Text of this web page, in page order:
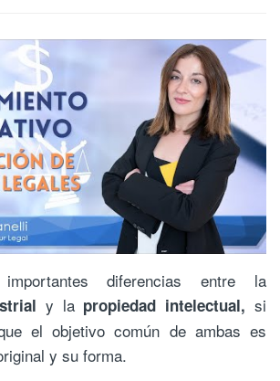
diferencias entre la
y la propiedad intelectual, si
el objetivo común de ambas es
y su forma.